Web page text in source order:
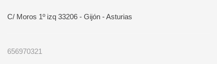
C/ Moros 1º izq 33206 - Gijón - Asturias
656970321